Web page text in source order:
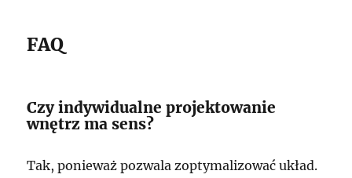
FAQ
Czy indywidualne projektowanie
wnętrz ma sens?
Tak, ponieważ pozwala zoptymalizować układ.